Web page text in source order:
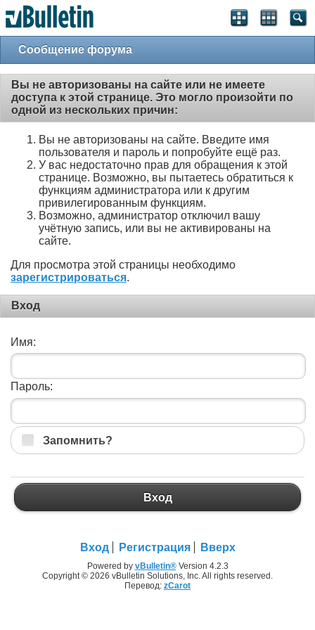
Сообщение форума
Вы не авторизованы на сайте или не имеете
доступа к этой странице. Это могло произойти по
одной из нескольких причин:
Вы не авторизованы на сайте. Введите имя
пользователя и пароль и попробуйте ещё раз.
У вас недостаточно прав для обращения к этой
странице. Возможно, вы пытаетесь обратиться к
функциям администратора или к другим
привилегированным функциям.
Возможно, администратор отключил вашу
учётную запись, или вы не активированы на
сайте.
Для просмотра этой страницы необходимо
зарегистрироваться.
Вход
Имя:
Пароль:
Запомнить?
Вход
Вход Регистрация Вверх
Powered by vBulletin®Version 4.2.3
Copyright © 2026 vBulletin Solutions, Inc. All rights reserved.
Перевод: zCarot